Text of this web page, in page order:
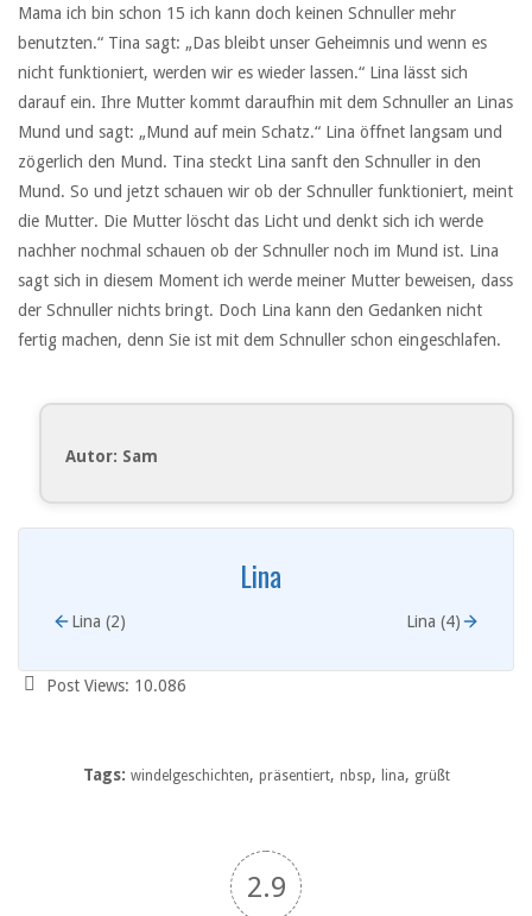
Mama ich bin schon 15 ich kann doch keinen Schnuller mehr
benutzten.“ Tina sagt: „Das bleibt unser Geheimnis und wenn es
nicht funktioniert, werden wir es wieder lassen.“ Lina lässt sich
darauf ein. Ihre Mutter kommt daraufhin mit dem Schnuller an Linas
Mund und sagt: „Mund auf mein Schatz.“ Lina öffnet langsam und
zögerlich den Mund. Tina steckt Lina sanft den Schnuller in den
Mund. So und jetzt schauen wir ob der Schnuller funktioniert, meint
die Mutter. Die Mutter löscht das Licht und denkt sich ich werde
nachher nochmal schauen ob der Schnuller noch im Mund ist. Lina
sagt sich in diesem Moment ich werde meiner Mutter beweisen, dass
der Schnuller nichts bringt. Doch Lina kann den Gedanken nicht
fertig machen, denn Sie ist mit dem Schnuller schon eingeschlafen.
Autor: Sam
Lina
Lina (2) Lina (4)
Post Views: 10.086
Tags: windelgeschichten, präsentiert, nbsp, lina, grüßt
2.9